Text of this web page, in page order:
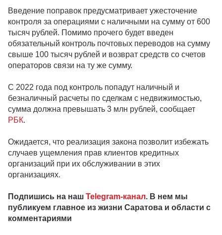
Введение поправок предусматривает ужесточение
контроля за операциями с наличными на сумму от 600
тысяч рублей. Помимо прочего будет введен
обязательный контроль почтовых переводов на сумму
свыше 100 тысяч рублей и возврат средств со счетов
операторов связи на ту же сумму.
С 2022 года под контроль попадут наличный и
безналичный расчеты по сделкам с недвижимостью,
сумма должна превышать 3 млн рублей, сообщает
РБК.
Ожидается, что реализация закона позволит избежать
случаев ущемления прав клиентов кредитных
организаций при их обслуживании в этих
организациях.
Подпишись на наш Telegram-канал. В нем мы
публикуем главное из жизни Саратова и области с
комментариями